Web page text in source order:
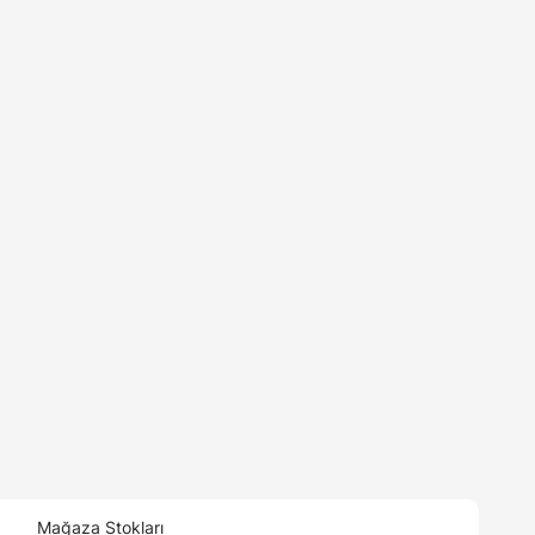
Mağaza Stokları